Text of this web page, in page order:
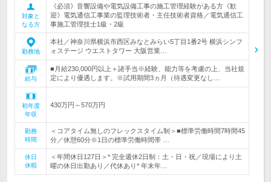
対象と
なる方
《必須》音響設備や電気設備工事の施工管理経験がある方《歓
迎》電気通信工事業の監理技術者・主任技術者資格／電気通信工
事施工管理技士1級・2級
勤務地
本社／神奈川県横浜市西区みなとみらい5丁目1番2号 横浜シンフ
ォステージ ウエストタワー 大阪営業…
給与
■月給230,000円以上＋諸手当※経験、能力等を考慮の上、当社規
定により優遇します。※試用期間3ヵ月（待遇変更なし…
初年度
年収
430万円～570万円
勤務
時間
＜コアタイム無しのフレックスタイム制＞■標準労働時間7時間45
分／休憩60分※1日の標準労働時間帯 …
休日
休暇
＜年間休日127日＞* 完全週休2日制：土・日・祝／現場により土
曜の休日出勤あり／代休あり* 年末年…